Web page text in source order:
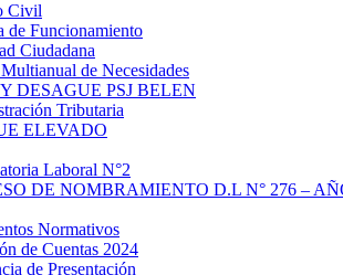
Civil
de Funcionamiento
Ciudadana
de Necesidades
DESAGUE PSJ BELEN
Tributaria
ELEVADO
Laboral N°2
DE NOMBRAMIENTO D.L N° 276 –
Normativos
de Cuentas 2024
de Presentación